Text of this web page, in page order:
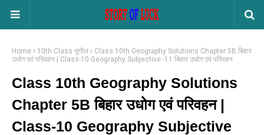
Home 10th Class भूगोल
Class 10th Geography Solutions Chapter 5B बिहार
उधोग एवं परिवहन | Class-10 Geography Subjective -11 बिहार उधोग एवं परिवहन
Class 10th Geography Solutions
Chapter 5B बिहार उधोग एवं परिवहन |
Class-10 Geography Subjective